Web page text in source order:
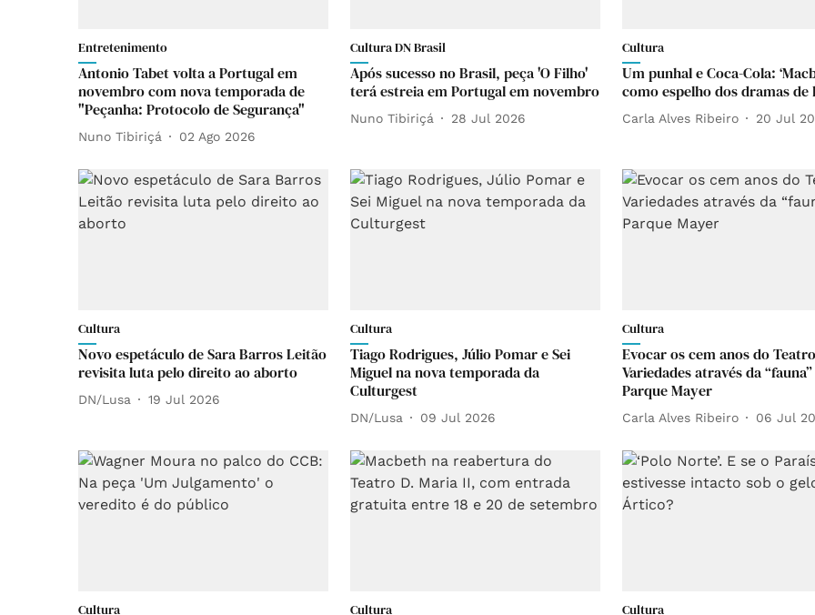
Entretenimento
Antonio Tabet volta a Portugal em
novembro com nova temporada de
"Peçanha: Protocolo de Segurança"
Nuno Tibiriçá 02 Ago 2026
Cultura DN Brasil
Após sucesso no Brasil, peça 'O Filho'
terá estreia em Portugal em novembro
Nuno Tibiriçá 28 Jul 2026
Cultura
Um punhal e Coca-Cola:
como espelho dos dramas de
Carla Alves Ribeiro 20 Jul
Cultura
Novo espetáculo de Sara Barros Leitão
revisita luta pelo direito ao aborto
DN/Lusa 19 Jul 2026
Cultura
Tiago Rodrigues, Júlio Pomar e Sei
Miguel na nova temporada da
Culturgest
DN/Lusa 09 Jul 2026
Cultura
Evocar os cem anos do Teatro
Variedades através da
Parque Mayer
Carla Alves Ribeiro 06 Jul
Cultura Cultura Cultura